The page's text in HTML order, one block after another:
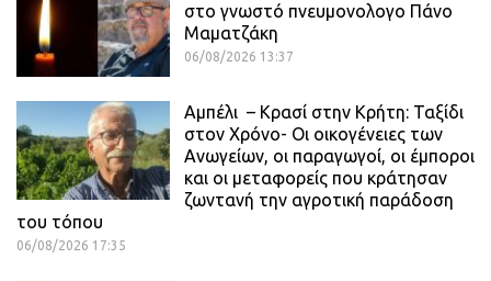
στο γνωστό πνευμονολογο Πάνο
Μαματζάκη
06/08/2026 13:37
Αμπέλι – Κρασί στην Κρήτη: Ταξίδι
στον Χρόνο- Οι οικογένειες των
Ανωγείων, οι παραγωγοί, οι έμποροι
και οι μεταφορείς που κράτησαν
ζωντανή την αγροτική παράδοση
του τόπου
06/08/2026 17:35